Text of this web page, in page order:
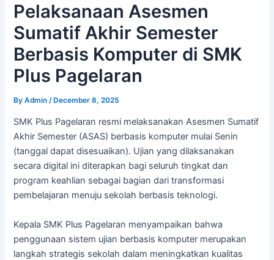
Pelaksanaan Asesmen
Sumatif Akhir Semester
Berbasis Komputer di SMK
Plus Pagelaran
ByAdmin /December 8, 2025
SMK Plus Pagelaran resmi melaksanakan Asesmen Sumatif
Akhir Semester (ASAS) berbasis komputer mulai Senin
(tanggal dapat disesuaikan). Ujian yang dilaksanakan
secara digital ini diterapkan bagi seluruh tingkat dan
program keahlian sebagai bagian dari transformasi
pembelajaran menuju sekolah berbasis teknologi.
Kepala SMK Plus Pagelaran menyampaikan bahwa
penggunaan sistem ujian berbasis komputer merupakan
langkah strategis sekolah dalam meningkatkan kualitas